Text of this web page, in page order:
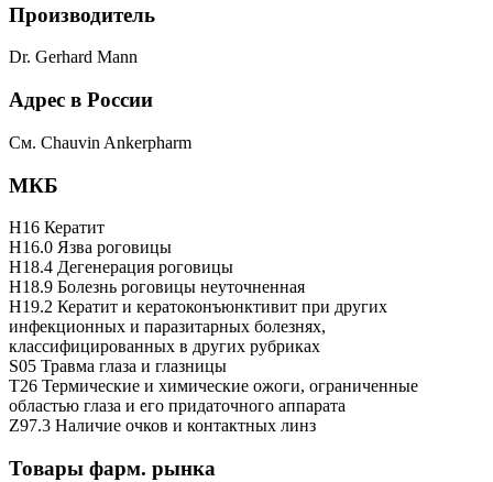
Производитель
Dr. Gerhard Mann
Адрес в России
См. Chauvin Ankerpharm
МКБ
H16 Кератит
H16.0 Язва роговицы
H18.4 Дегенерация роговицы
H18.9 Болезнь роговицы неуточненная
H19.2 Кератит и кератоконъюнктивит при других
инфекционных и паразитарных болезнях,
классифицированных в других рубриках
S05 Травма глаза и глазницы
T26 Термические и химические ожоги, ограниченные
областью глаза и его придаточного аппарата
Z97.3 Наличие очков и контактных линз
Товары фарм. рынка